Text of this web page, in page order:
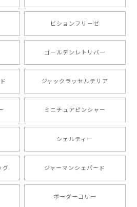
28
たのでハラハラしましたが… 可
！大満足です♪
【 自然に囲まれた ポメラニアン 】マグカップ 犬 ペット うちの子 犬グッズ ギフト プレゼント 母の日
６月にももが（17歳）で亡くな
がそっくりだったので、注文し
ざいました。
ビションフリーゼ
ゴールデンレトリバー
ジャックラッセルテリア
ミニチュアピンシャー
シェルティー
グ ジャーマンシェパード
ボーダーコリー